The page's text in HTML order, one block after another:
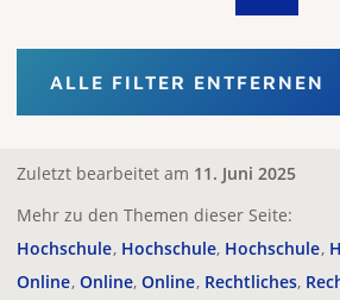
ALLE FILTER ENTFERNEN
Zuletzt bearbeitet am 11. Juni 2025
Mehr zu den Themen dieser Seite:
Hochschule Hochschule Hochschule
Online Online Online Rechtliches